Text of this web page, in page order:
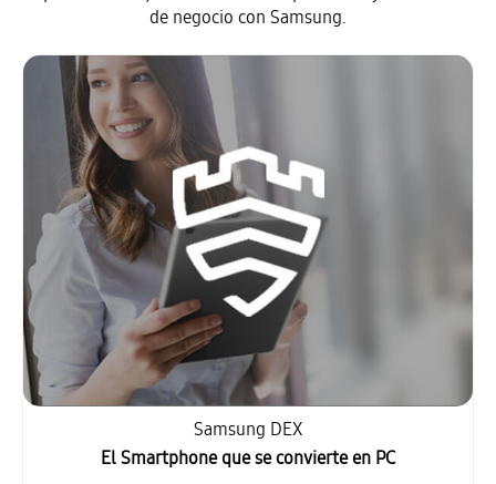
de negocio con Samsung.
Samsung DEX
El Smartphone que se convierte en PC